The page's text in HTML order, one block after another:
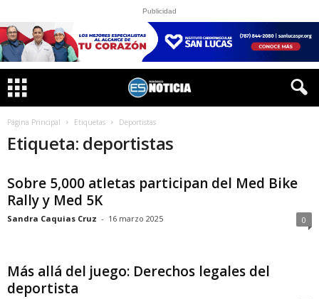
Publicidad
Página Principal Etiquetas Deportistas
Etiqueta: deportistas
Sobre 5,000 atletas participan del Med Bike
Rally y Med 5K
Sandra Caquias Cruz - 16 marzo 2025 0
Más allá del juego: Derechos legales del
deportista